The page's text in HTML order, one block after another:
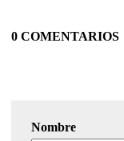
0 COMENTARIOS
Nombre